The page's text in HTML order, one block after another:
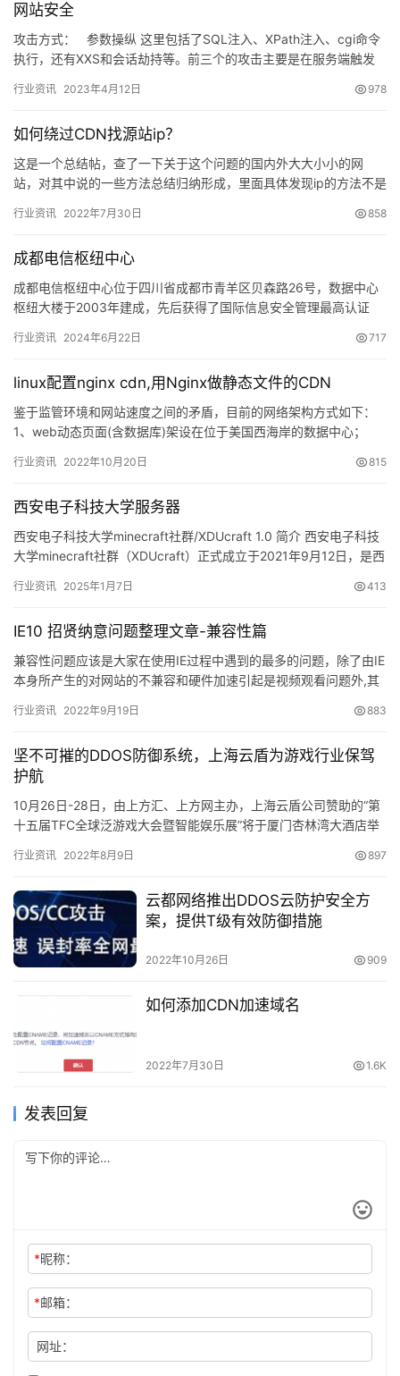
网站安全
攻击方式： 参数操纵 这里包括了SQL注入、XPath注入、cgi命令
执行，还有XXS和会话劫持等。前三个的攻击主要是在服务端触发
行业资讯 2023年4月12日 978
如何绕过CDN找源站ip？
这是一个总结帖，查了一下关于这个问题的国内外大大小小的网
站，对其中说的一些方法总结归纳形成，里面具体发现ip的方法不是
首…
行业资讯 2022年7月30日 858
成都电信枢纽中心
成都电信枢纽中心位于四川省成都市青羊区贝森路26号，数据中心
枢纽大楼于2003年建成，先后获得了国际信息安全管理最高认证
行业资讯 2024年6月22日 717
linux配置nginx cdn,用Nginx做静态文件的CDN
鉴于监管环境和网站速度之间的矛盾，目前的网络架构方式如下：
1、web动态页面(含数据库)架设在位于美国西海岸的数据中心；
行业资讯 2022年10月20日 815
西安电子科技大学服务器
西安电子科技大学minecraft社群/XDUcraft 1.0 简介 西安电子科技
大学minecraft社群（XDUcraft）正式成立于2021年9月12日，是西
行业资讯 2025年1月7日 413
IE10 招贤纳意问题整理文章-兼容性篇
兼容性问题应该是大家在使用IE过程中遇到的最多的问题，除了由IE
本身所产生的对网站的不兼容和硬件加速引起是视频观看问题外,其
行业资讯 2022年9月19日 883
坚不可摧的DDOS防御系统，上海云盾为游戏行业保驾
护航
10月26日-28日，由上方汇、上方网主办，上海云盾公司赞助的“第
十五届TFC全球泛游戏大会暨智能娱乐展”将于厦门杏林湾大酒店举
行业资讯 2022年8月9日 897
云都网络推出DDOS云防护安全方
案，提供T级有效防御措施
2022年10月26日 909
如何添加CDN加速域名
2022年7月30日 1.6K
发表回复
*昵称：
*邮箱：
网址：